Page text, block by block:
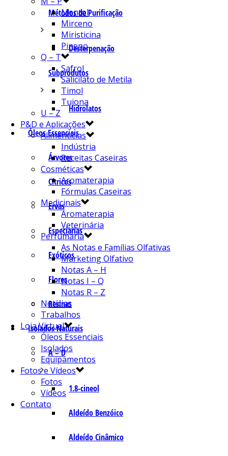
Métodos de Purificação
Desterpenação
Subprodutos
Hidrolatos
Óleos Essenciais
Árvores
Cítricos
Ervas
Especiarias
Exóticos
Flores
Resinas
Isolados Naturais
A – D
1.8-cineol
Aldeído Benzóico
Aldeído Cinâmico
Mentol
Mirceno
Miristicina
Pineno
Q – T
Safrol
Salicilato de Metila
Timol
Tujona
U – Z
P&D e Aplicações
Alimentícias
Indústria
Receitas Caseiras
Cosméticas
Aromaterapia
Fórmulas Caseiras
Medicinais
Aromaterapia
Veterinária
Perfumaria
As Notas e Famílias Olfativas
Marketing Olfativo
Notas A – H
Notas I – Q
Notas R – Z
Notícias
Trabalhos
Loja Virtual
Óleos Essenciais
Isolados
Equipamentos
Fotos e Vídeos
Fotos
Vídeos
Contato